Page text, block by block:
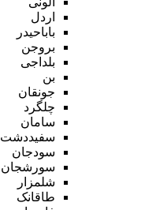
اردل
باباحیدر
بروجن
بلداجی
بن
جونقان
چلگرد
سامان
سفیددشت
سودجان
سورشجان
شلمزار
طاقانک